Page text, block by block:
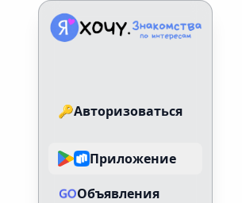
Знакомства по интересам
🔑Авторизоваться
Приложение
Объявления